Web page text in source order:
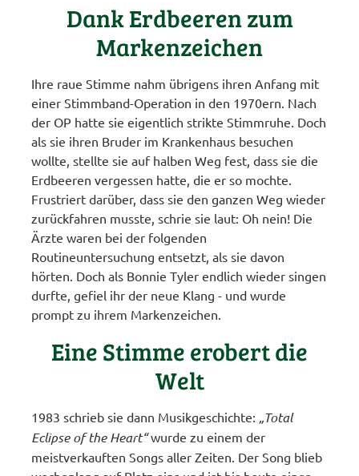
Dank Erdbeeren zum
Markenzeichen
Ihre raue Stimme nahm übrigens ihren Anfang mit
einer Stimmband-Operation in den 1970ern. Nach
der OP hatte sie eigentlich strikte Stimmruhe. Doch
als sie ihren Bruder im Krankenhaus besuchen
wollte, stellte sie auf halben Weg fest, dass sie die
Erdbeeren vergessen hatte, die er so mochte.
Frustriert darüber, dass sie den ganzen Weg wieder
zurückfahren musste, schrie sie laut: Oh nein! Die
Ärzte waren bei der folgenden
Routineuntersuchung entsetzt, als sie davon
hörten. Doch als Bonnie Tyler endlich wieder singen
durfte, gefiel ihr der neue Klang - und wurde
prompt zu ihrem Markenzeichen.
Eine Stimme erobert die
Welt
1983 schrieb sie dann Musikgeschichte: „Total
Eclipse of the Heart“wurde zu einem der
meistverkauften Songs aller Zeiten. Der Song blieb